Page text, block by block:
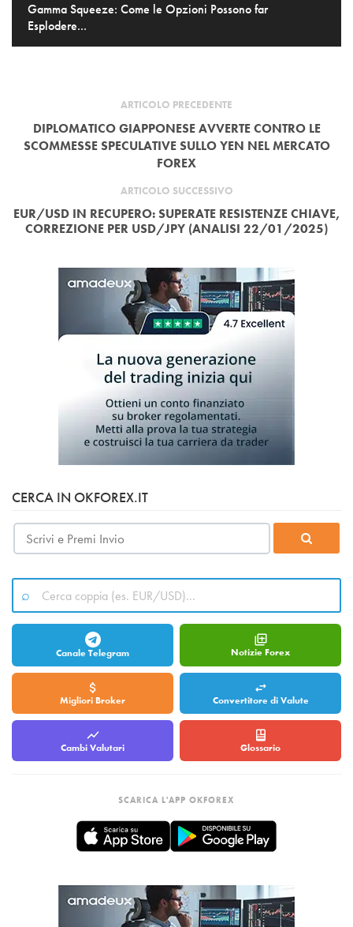
Gamma Squeeze: Come le Opzioni Possono far
Esplodere...
ARTICOLO PRECEDENTE
DIPLOMATICO GIAPPONESE AVVERTE CONTRO LE
SCOMMESSE SPECULATIVE SULLO YEN NEL MERCATO
FOREX
ARTICOLO SUCCESSIVO
EUR/USD IN RECUPERO: SUPERATE RESISTENZE CHIAVE,
CORREZIONE PER USD/JPY (ANALISI 22/01/2025)
CERCA IN OKFOREX.IT
Canale Telegram Notizie Forex
Migliori Broker Convertitore di Valute
Cambi Valutari Glossario
SCARICA L'APP OKFOREX